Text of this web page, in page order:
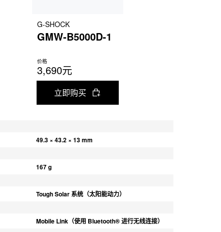
G-SHOCK
GMW-B5000D-1
价格
3,690元
立即购买
49.3 × 43.2 × 13 mm
167 g
Tough Solar 系统（太阳能动力）
Mobile Link（使用 Bluetooth® 进行无线连接）